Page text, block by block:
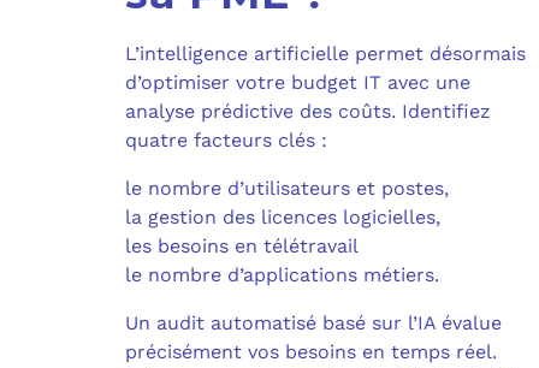
L’intelligence artificielle permet désormais
d’optimiser votre budget IT avec une
analyse prédictive des coûts. Identifiez
quatre facteurs clés :
le nombre d’utilisateurs et postes,
la gestion des licences logicielles,
les besoins en télétravail
le nombre d’applications métiers.
Un audit automatisé basé sur l’IA évalue
précisément vos besoins en temps réel.